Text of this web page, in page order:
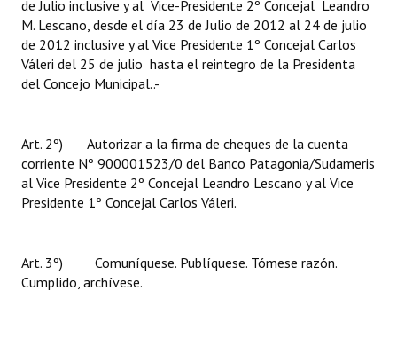
Premio al Mérito - Registro
Audiencias Públicas - Registro
Periodistas Decanos - Registro
Ciudadano Ilustre - Registro
Huéspedes de Honor - Registro
Antiguos Pobladores - Registro
de Julio inclusive y al Vice-Presidente 2º Concejal Leandro
M. Lescano, desde el día 23 de Julio de 2012 al 24 de julio
de 2012 inclusive y al Vice Presidente 1º Concejal Carlos
Váleri del 25 de julio hasta el reintegro de la Presidenta
del Concejo Municipal..-
Art. 2º) Autorizar a la firma de cheques de la cuenta
corriente Nº 900001523/0 del Banco Patagonia/Sudameris
al Vice Presidente 2º Concejal Leandro Lescano y al Vice
Presidente 1º Concejal Carlos Váleri.
Art. 3º) Comuníquese. Publíquese. Tómese razón.
Cumplido, archívese.